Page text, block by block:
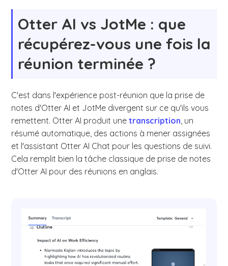
Otter AI vs JotMe : que
récupérez-vous une fois la
réunion terminée ?
C'est dans l'expérience post-réunion que la prise de
notes d'Otter AI et JotMe divergent sur ce qu'ils vous
remettent. Otter AI produit unetranscription , un
résumé automatique, des actions à mener assignées
et l'assistant Otter AI Chat pour les questions de suivi.
Cela remplit bien la tâche classique de prise de notes
d'Otter AI pour des réunions en anglais.